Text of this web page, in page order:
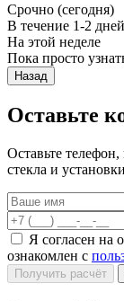
Срочно (сегодня)
В течение 1-2 дней
На этой неделе
Пока просто
Назад
Оставьте
Оставьте
стекла и установки
Я согласен на
ознакомлен с
Получить расчёт